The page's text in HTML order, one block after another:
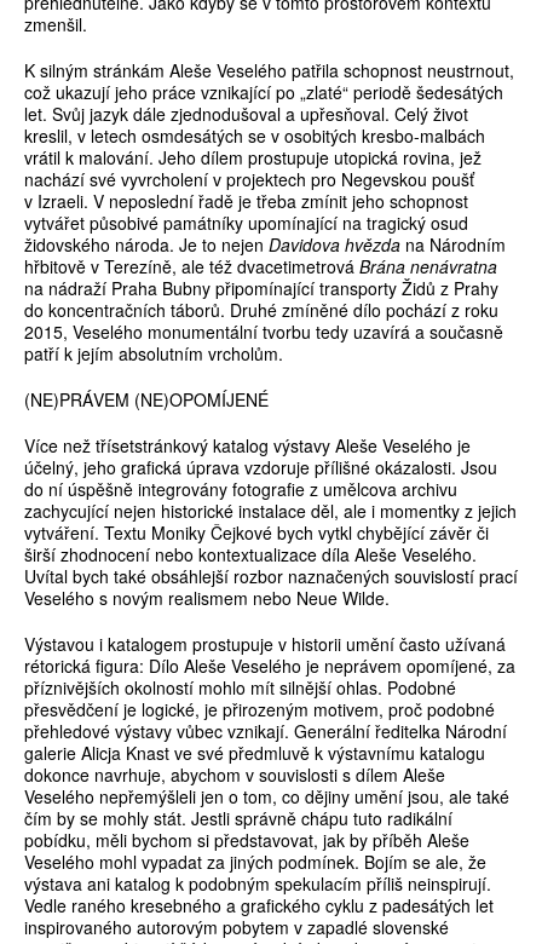
zmenšil.
K silným stránkám Aleše Veselého patřila schopnost neustrnout,
což ukazují jeho práce vznikající po „zlaté“ periodě šedesátých
let. Svůj jazyk dále zjednodušoval a upřesňoval. Celý život
kreslil, v letech osmdesátých se v osobitých kresbo-malbách
vrátil k malování. Jeho dílem prostupuje utopická rovina, jež
nachází své vyvrcholení v projektech pro Negevskou poušť
v Izraeli. V neposlední řadě je třeba zmínit jeho schopnost
vytvářet působivé památníky upomínající na tragický osud
židovského národa. Je to nejen Davidova hvězda na Národním
hřbitově v Terezíně, ale též dvacetimetrová Brána nenávratna
na nádraží Praha Bubny připomínající transporty Židů z Prahy
do koncentračních táborů. Druhé zmíněné dílo pochází z roku
2015, Veselého monumentální tvorbu tedy uzavírá a současně
patří k jejím absolutním vrcholům.
(NE)PRÁVEM (NE)OPOMÍJENÉ
Více než třísetstránkový katalog výstavy Aleše Veselého je
účelný, jeho grafická úprava vzdoruje přílišné okázalosti. Jsou
do ní úspěšně integrovány fotografie z umělcova archivu
zachycující nejen historické instalace děl, ale i momentky z jejich
vytváření. Textu Moniky Čejkové bych vytkl chybějící závěr či
širší zhodnocení nebo kontextualizace díla Aleše Veselého.
Uvítal bych také obsáhlejší rozbor naznačených souvislostí prací
Veselého s novým realismem nebo Neue Wilde.
Výstavou i katalogem prostupuje v historii umění často užívaná
rétorická figura: Dílo Aleše Veselého je neprávem opomíjené, za
příznivějších okolností mohlo mít silnější ohlas. Podobné
přesvědčení je logické, je přirozeným motivem, proč podobné
přehledové výstavy vůbec vznikají. Generální ředitelka Národní
galerie Alicja Knast ve své předmluvě k výstavnímu katalogu
dokonce navrhuje, abychom v souvislosti s dílem Aleše
Veselého nepřemýšleli jen o tom, co dějiny umění jsou, ale také
čím by se mohly stát. Jestli správně chápu tuto radikální
pobídku, měli bychom si představovat, jak by příběh Aleše
Veselého mohl vypadat za jiných podmínek. Bojím se ale, že
výstava ani katalog k podobným spekulacím příliš neinspirují.
Vedle raného kresebného a grafického cyklu z padesátých let
inspirovaného autorovým pobytem v zapadlé slovenské